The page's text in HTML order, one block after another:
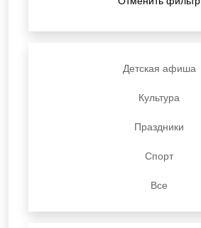
Детская афиша
Культура
Праздники
Спорт
Все